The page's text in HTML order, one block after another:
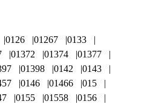
0126 01267
0133
01372 01374
01377
01398 0142
0143
0146 01466
015
0155 01558
0156